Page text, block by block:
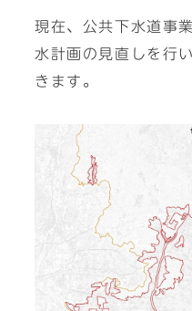
現在、公共下水道事
水計画の見直しを行
きます。